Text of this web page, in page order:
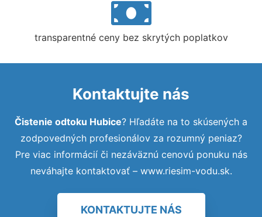
transparentné ceny bez skrytých poplatkov
Kontaktujte nás
Čistenie odtoku Hubice? Hľadáte na to skúsených a
zodpovedných profesionálov za rozumný peniaz?
Pre viac informácií či nezáväznú cenovú ponuku nás
neváhajte kontaktovať – www.riesim-vodu.sk.
KONTAKTUJTE NÁS